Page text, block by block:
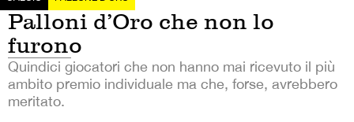
Palloni d’Oro che non lo
furono
Quindici giocatori che non hanno mai ricevuto il più
ambito premio individuale ma che, forse, avrebbero
meritato.